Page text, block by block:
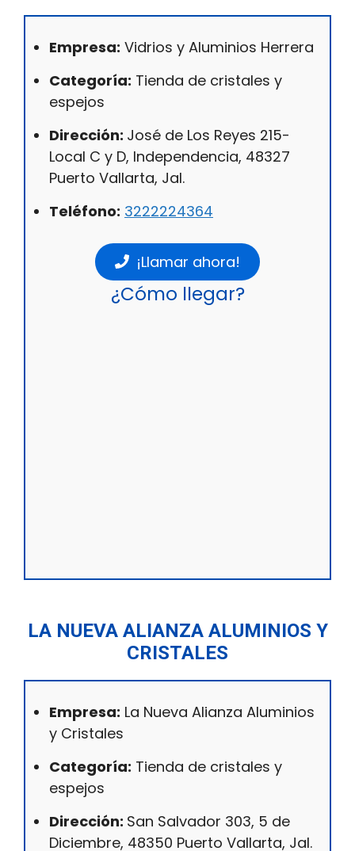
Empresa: Vidrios y Aluminios Herrera
Categoría: Tienda de cristales y
espejos
Dirección: José de Los Reyes 215-
Local C y D, Independencia, 48327
Puerto Vallarta, Jal.
Teléfono: 3222224364
¡Llamar ahora!
¿Cómo llegar?
LA NUEVA ALIANZA ALUMINIOS Y
CRISTALES
Empresa: La Nueva Alianza Aluminios
y Cristales
Categoría: Tienda de cristales y
espejos
Dirección: San Salvador 303, 5 de
Diciembre, 48350 Puerto Vallarta, Jal.